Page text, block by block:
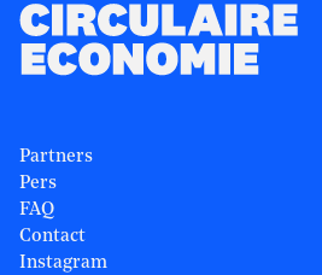
Partners
Pers
FAQ
Contact
Instagram